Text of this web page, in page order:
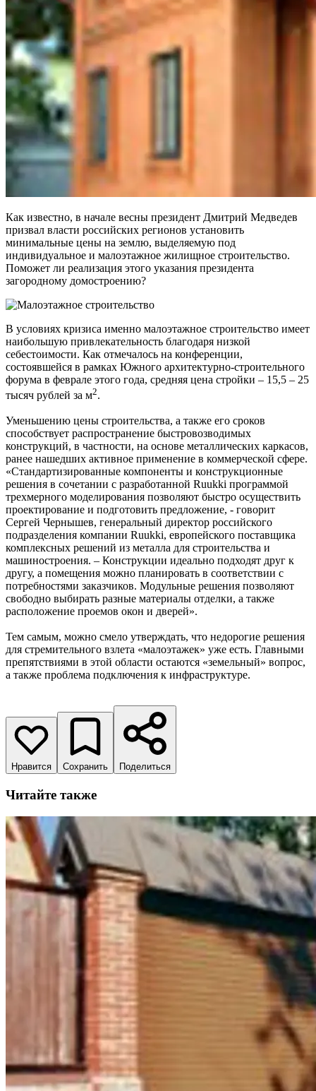
Как известно, в начале весны президент Дмитрий Медведев
призвал власти российских регионов установить
минимальные цены на землю, выделяемую под
индивидуальное и малоэтажное жилищное строительство.
Поможет ли реализация этого указания президента
загородному домостроению?
В условиях кризиса именно малоэтажное строительство имеет
наибольшую привлекательность благодаря низкой
себестоимости. Как отмечалось на конференции,
состоявшейся в рамках Южного архитектурно-строительного
форума в феврале этого года, средняя цена стройки – 15,5 – 25
тысяч рублей за м2.
Уменьшению цены строительства, а также его сроков
способствует распространение быстровозводимых
конструкций, в частности, на основе металлических каркасов,
ранее нашедших активное применение в коммерческой сфере.
«Стандартизированные компоненты и конструкционные
решения в сочетании с разработанной Ruukki программой
трехмерного моделирования позволяют быстро осуществить
проектирование и подготовить предложение, - говорит
Сергей Чернышев, генеральный директор российского
подразделения компании Ruukki, европейского поставщика
комплексных решений из металла для строительства и
машиностроения. – Конструкции идеально подходят друг к
другу, а помещения можно планировать в соответствии с
потребностями заказчиков. Модульные решения позволяют
свободно выбирать разные материалы отделки, а также
расположение проемов окон и дверей».
Тем самым, можно смело утверждать, что недорогие решения
для стремительного взлета «малоэтажек» уже есть. Главными
препятствиями в этой области остаются «земельный» вопрос,
а также проблема подключения к инфраструктуре.
Нравится Сохранить Поделиться
Читайте также